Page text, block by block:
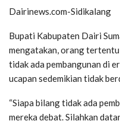
Dairinews.com-Sidikalang
Bupati Kabupaten Dairi
mengatakan, orang
tidak ada pembangunan di
ucapan sedemikian tidak
“Siapa bilang tidak ada
mereka debat. Silahkan